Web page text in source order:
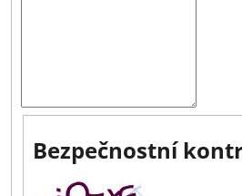
Bezpečnostní